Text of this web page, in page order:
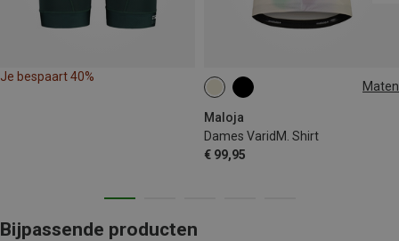
Je bespaart 40%
Maten
Maloja
Dames VaridM. Shirt
€ 99,95
XS S
Bijpassende producten